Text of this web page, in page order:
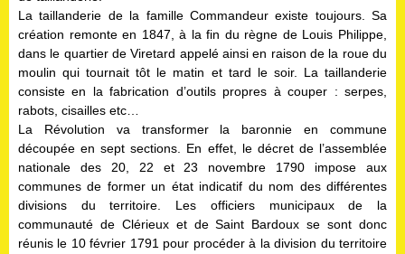
La taillanderie de la famille Commandeur existe toujours. Sa
création remonte en 1847, à la fin du règne de Louis Philippe,
dans le quartier de Viretard appelé ainsi en raison de la roue du
moulin qui tournait tôt le matin et tard le soir. La taillanderie
consiste en la fabrication d’outils propres à couper : serpes,
rabots, cisailles etc…
La Révolution va transformer la baronnie en commune
découpée en sept sections. En effet, le décret de l’assemblée
nationale des 20, 22 et 23 novembre 1790 impose aux
communes de former un état indicatif du nom des différentes
divisions du territoire. Les officiers municipaux de la
communauté de Clérieux et de Saint Bardoux se sont donc
réunis le 10 février 1791 pour procéder à la division du territoire